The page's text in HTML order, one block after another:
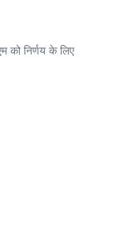
को निर्णय के लिए